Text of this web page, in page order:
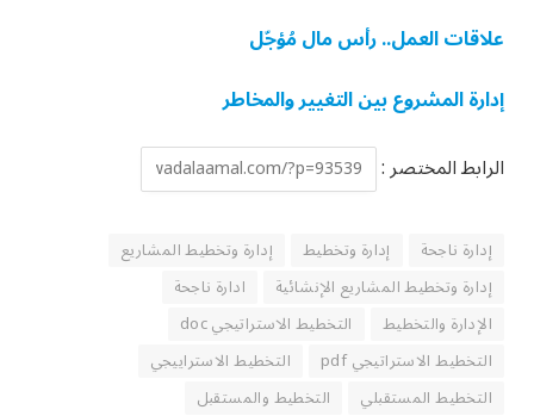
علاقات العمل.. رأس مال مُؤجّل
إدارة المشروع بين التغيير والمخاطر
الرابط المختصر :
إدارة ناجحة إدارة وتخطيط
إدارة وتخطيط المشاريع
إدارة وتخطيط المشاريع الإنشائية
ادارة ناجحة
الإدارة والتخطيط
التخطيط الاستراتيجي doc
التخطيط الاستراتيجي pdf
التخطيط الاستراييجي
التخطيط المستقبلي
التخطيط والمستقبل